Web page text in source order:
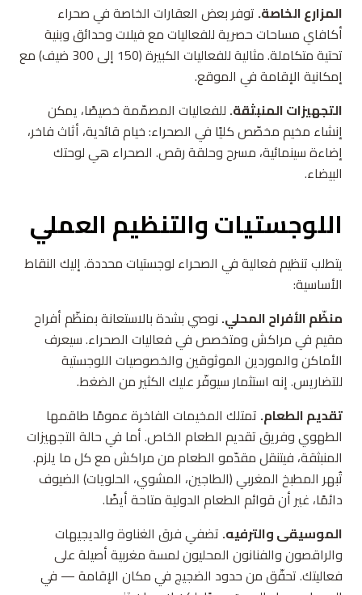
المزارع الخاصة. توفر بعض العقارات الخاصة في صحراء
أكافاي مساحات حصرية للفعاليات مع فيلات وحدائق وبنية
تحتية متكاملة. مثالية للفعاليات الكبيرة (150 إلى 300 ضيف) مع
إمكانية الإقامة في الموقع.
التجهيزات المنبثقة. للفعاليات المصمّمة خصيصًا، يمكن
إنشاء مخيم مخصّص كليًا في الصحراء: خيام قائدية، أثاث فاخر،
إضاءة سينمائية، مسرح وحلقة رقص. الصحراء هي لوحتك
البيضاء.
اللوجستيات والتنظيم العملي
يتطلب تنظيم فعالية في الصحراء لوجستيات محددة. إليك النقاط
الأساسية:
منظّم الأفراح المحلي. نوصي بشدة بالاستعانة بمنظّم أفراح
مقيم في مراكش ومتخصص في فعاليات الصحراء. سيعرف
الأماكن والموردين الموثوقين والخصوصيات اللوجستية
للتضاريس. إنه استثمار سيوفّر عليك الكثير من الضغط.
تقديم الطعام. تمتلك المخيمات الفاخرة عمومًا طاقمها
الطهوي وفريق تقديم الطعام الخاص. أما في حالة التجهيزات
المنبثقة، فيتنقل مقدّمو الطعام من مراكش مع كل ما يلزم.
تُبهر المطبخ المغربي (الطاجين، المشوي، الحلويات) الضيوف
دائمًا، غير أن قوائم الطعام الدولية متاحة أيضًا.
الموسيقى والترفيه. تضفي فرق الغناوة والديجيهات
والراقصون والفنانون المحليون لمسة مغربية أصيلة على
فعاليتك. تحقّق من حدود الضجيج في مكان الإقامة — في